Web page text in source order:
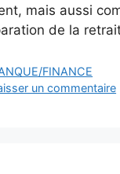
mais aussi
de la
FINANCE
un commentaire